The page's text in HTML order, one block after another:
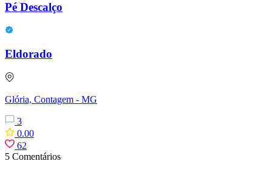
Pé Descalço
Eldorado
Glória, Contagem - MG
3
0.00
62
5 Comentários